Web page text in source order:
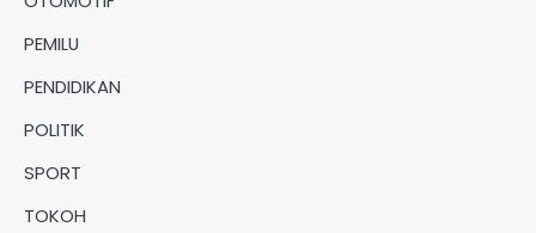
PEMILU
PENDIDIKAN
POLITIK
SPORT
TOKOH